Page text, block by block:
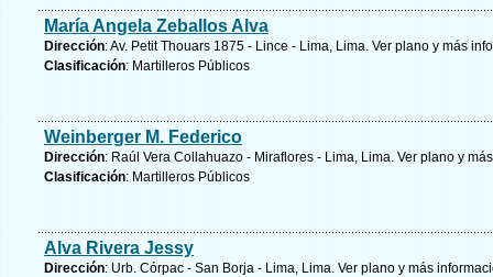
María Angela Zeballos Alva
Dirección: Av. Petit Thouars 1875 - Lince - Lima, Lima. Ver plano y más
Clasificación: Martilleros Públicos
Weinberger M. Federico
Dirección: Raúl Vera Collahuazo - Miraflores - Lima, Lima. Ver plano y
Clasificación: Martilleros Públicos
Alva Rivera Jessy
Dirección: Urb. Córpac - San Borja - Lima, Lima. Ver plano y más